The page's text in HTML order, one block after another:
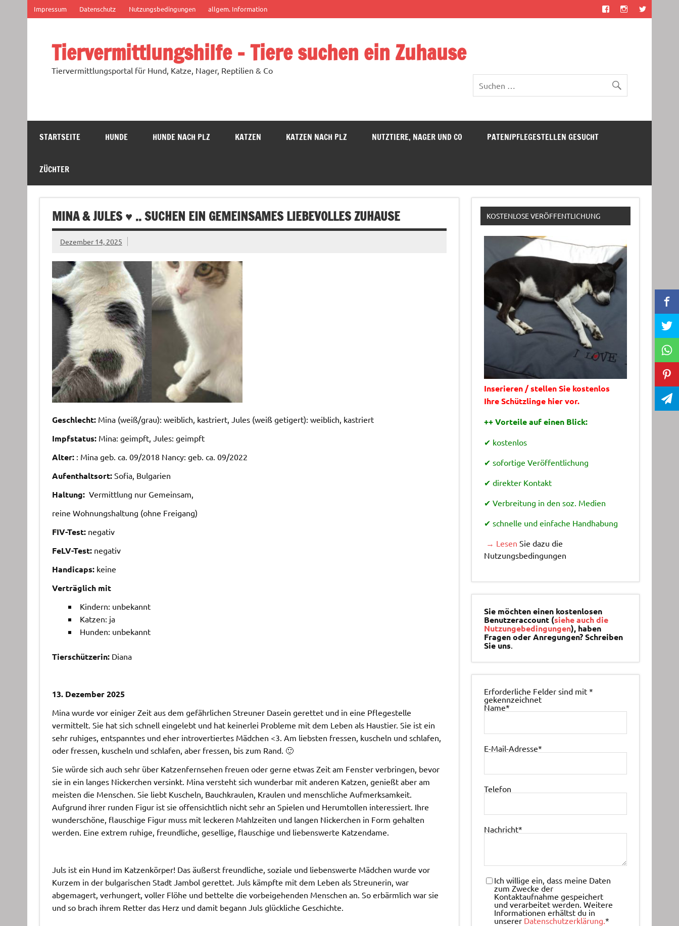
springen
Impressum Datenschutz Nutzungsbedingungen allgem. Information
Tiervermittlungshilfe – Tiere suchen ein Zuhause
Tiervermittlungsportal für Hund, Katze, Nager, Reptilien & Co
STARTSEITE HUNDE HUNDE NACH PLZ KATZEN KATZEN NACH PLZ NUTZTIERE, NAGER UND CO PATEN/PFLEGESTELLEN GESUCHT
ZÜCHTER
MINA & JULES ♥ .. SUCHEN EIN GEMEINSAMES LIEBEVOLLES ZUHAUSE
Dezember 14, 2025
Geschlecht: Mina (weiß/grau): weiblich, kastriert, Jules (weiß getigert): weiblich, kastriert
Impfstatus: Mina: geimpft, Jules: geimpft
Alter: : Mina geb. ca. 09/2018 Nancy: geb. ca. 09/2022
Aufenthaltsort:Sofia, Bulgarien
Haltung: Vermittlung nur Gemeinsam,
reine Wohnungshaltung (ohne Freigang)
FIV-Test:negativ
FeLV-Test:negativ
Handicaps:keine
Verträglich mit
Kindern: unbekannt
Katzen: ja
Hunden: unbekannt
Tierschützerin: Diana
13. Dezember 2025
Mina wurde vor einiger Zeit aus dem gefährlichen Streuner Dasein gerettet und in eine Pflegestelle
vermittelt. Sie hat sich schnell eingelebt und hat keinerlei Probleme mit dem Leben als Haustier. Sie ist ein
sehr ruhiges, entspanntes und eher introvertiertes Mädchen <3. Am liebsten fressen, kuscheln und schlafen,
oder fressen, kuscheln und schlafen, aber fressen, bis zum Rand. 🙂
Sie würde sich auch sehr über Katzenfernsehen freuen oder gerne etwas Zeit am Fenster verbringen, bevor
sie in ein langes Nickerchen versinkt. Mina versteht sich wunderbar mit anderen Katzen, genießt aber am
meisten die Menschen. Sie liebt Kuscheln, Bauchkraulen, Kraulen und menschliche Aufmerksamkeit.
Aufgrund ihrer runden Figur ist sie offensichtlich nicht sehr an Spielen und Herumtollen interessiert. Ihre
wunderschöne, flauschige Figur muss mit leckeren Mahlzeiten und langen Nickerchen in Form gehalten
werden. Eine extrem ruhige, freundliche, gesellige, flauschige und liebenswerte Katzendame.
Juls ist ein Hund im Katzenkörper! Das äußerst freundliche, soziale und liebenswerte Mädchen wurde vor
Kurzem in der bulgarischen Stadt Jambol gerettet. Juls kämpfte mit dem Leben als Streunerin, war
abgemagert, verhungert, voller Flöhe und bettelte die vorbeigehenden Menschen an. So erbärmlich war sie
und so brach ihrem Retter das Herz und damit begann Juls glückliche Geschichte.
KOSTENLOSE VERÖFFENTLICHUNG
Inserieren / stellen Sie kostenlos
Ihre Schützlinge hier vor.
++ Vorteile auf einen Blick:
✔ kostenlos
✔ sofortige Veröffentlichung
✔ direkter Kontakt
✔ Verbreitung in den soz. Medien
✔ schnelle und einfache Handhabung
→ Lesen Sie dazu die
Nutzungsbedingungen
Sie möchten einen kostenlosen
Benutzeraccount (siehe auch die
Nutzungebedingungen), haben
Fragen oder Anregungen? Schreiben
Sie uns.
Erforderliche Felder sind mit*
gekennzeichnet
Name*
E-Mail-Adresse*
Telefon
Nachricht*
Ich willige ein, dass meine Daten
zum Zwecke der
Kontaktaufnahme gespeichert
und verarbeitet werden. Weitere
Informationen erhältst du in
unserer Datenschutzerklärung.*